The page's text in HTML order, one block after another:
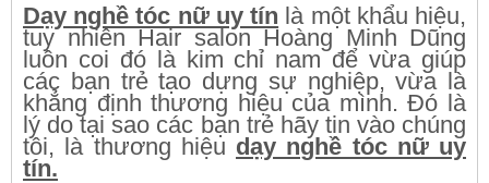
Dạy nghề tóc nữ uy tín là một khẩu hiệu,
tuy nhiên Hair salon Hoàng Minh Dũng
luôn coi đó là kim chỉ nam để vừa giúp
các bạn trẻ tạo dựng sự nghiệp, vừa là
khẳng định thương hiệu của mình. Đó là
lý do tại sao các bạn trẻ hãy tin vào chúng
tôi, là thương hiệu dạy nghề tóc nữ uy
tín.